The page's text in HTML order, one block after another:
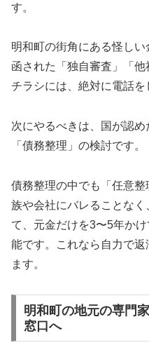
す。
明和町の街角にある怪し
函された「独自審査」「
チラシには、絶対に電話を
次にやるべきは、国が認
「債務整理」の検討です。
債務整理の中でも「任意
族や会社にバレることな
て、元金だけを3〜5年か
能です。これなら自力で
ます。
明和町の地元の専門
窓口へ